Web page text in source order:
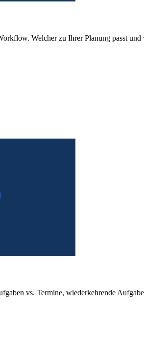
Welcher zu Ihrer Planung passt und
vs. Termine, wiederkehrende